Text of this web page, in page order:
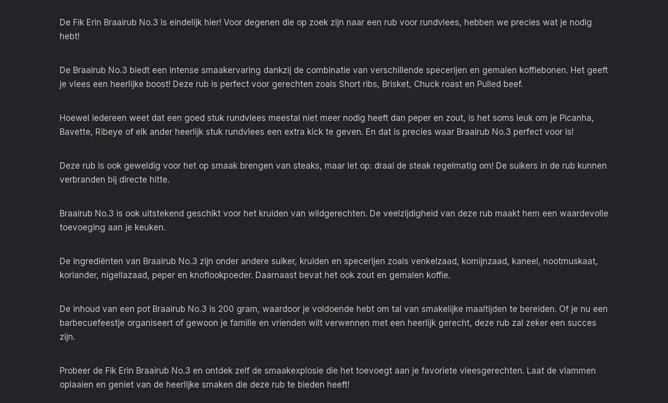
De Fik Erin Braairub No.3 is eindelijk hier! Voor degenen die op zoek zijn naar een rub voor rundvlees, hebben we precies wat je nodig
hebt!
De Braairub No.3 biedt een intense smaakervaring dankzij de combinatie van verschillende specerijen en gemalen koffiebonen. Het geeft
je vlees een heerlijke boost! Deze rub is perfect voor gerechten zoals Short ribs, Brisket, Chuck roast en Pulled beef.
Hoewel iedereen weet dat een goed stuk rundvlees meestal niet meer nodig heeft dan peper en zout, is het soms leuk om je Picanha,
Bavette, Ribeye of elk ander heerlijk stuk rundvlees een extra kick te geven. En dat is precies waar Braairub No.3 perfect voor is!
Deze rub is ook geweldig voor het op smaak brengen van steaks, maar let op: draai de steak regelmatig om! De suikers in de rub kunnen
verbranden bij directe hitte.
Braairub No.3 is ook uitstekend geschikt voor het kruiden van wildgerechten. De veelzijdigheid van deze rub maakt hem een waardevolle
toevoeging aan je keuken.
De ingrediënten van Braairub No.3 zijn onder andere suiker, kruiden en specerijen zoals venkelzaad, komijnzaad, kaneel, nootmuskaat,
koriander, nigellazaad, peper en knoflookpoeder. Daarnaast bevat het ook zout en gemalen koffie.
De inhoud van een pot Braairub No.3 is 200 gram, waardoor je voldoende hebt om tal van smakelijke maaltijden te bereiden. Of je nu een
barbecuefeestje organiseert of gewoon je familie en vrienden wilt verwennen met een heerlijk gerecht, deze rub zal zeker een succes
zijn.
Probeer de Fik Erin Braairub No.3 en ontdek zelf de smaakexplosie die het toevoegt aan je favoriete vleesgerechten. Laat de vlammen
oplaaien en geniet van de heerlijke smaken die deze rub te bieden heeft!